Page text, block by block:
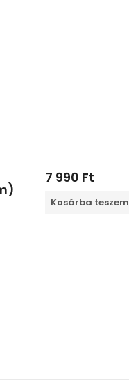
7 990 Ft
Kosárba teszem